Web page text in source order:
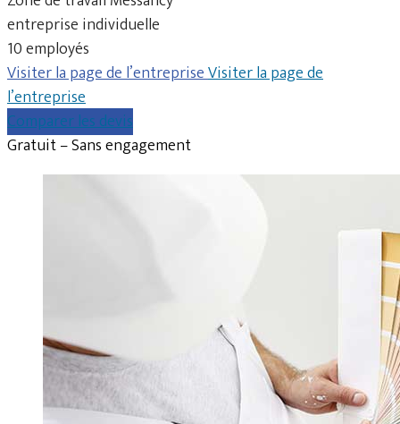
entreprise individuelle
10 employés
Visiter la page de l’entrepriseVisiter la page de
l’entreprise
Comparer les devis
Gratuit – Sans engagement